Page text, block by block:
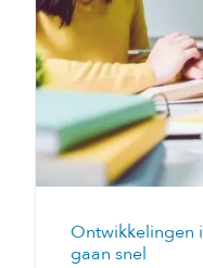
Ontwikkelingen
gaan snel